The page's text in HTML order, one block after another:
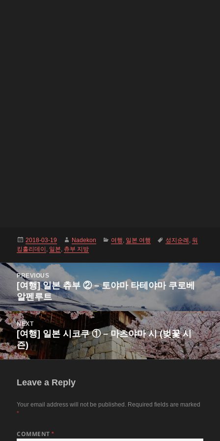
Posted
on
2018-03-19 Author
Nadekon Categories
여행, 일본 여행 Tags
성지순례 ,워
킹홀리데이 , 일본, 츄부 지방
Post
navigation
PREVIOUS
Previous
post:
[여행] 일본 츄부 ② – 토야마 타테야마 쿠로베
알펜루트
NEXT
Next
post:
[여행] 일본 시코쿠 ① – 마츠야마 시 (벚꽃 시
즌)
Leave a Reply
Your email address will not be published. Required fields are marked
*
COMMENT*